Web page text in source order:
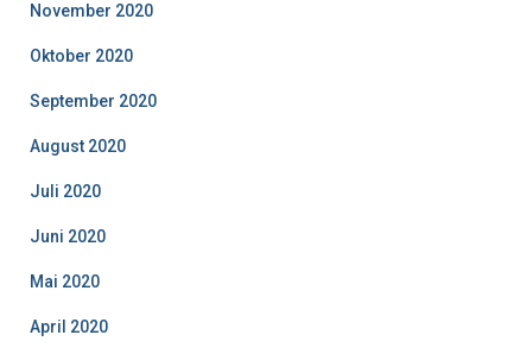
November 2020
Oktober 2020
September 2020
August 2020
Juli 2020
Juni 2020
Mai 2020
April 2020